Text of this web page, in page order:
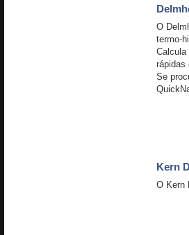
O
termo-
Calcula
rápidas
Se
Kern
O Kern